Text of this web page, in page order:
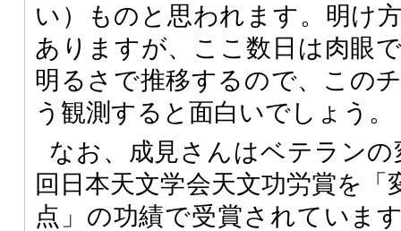
い）ものと思われます。明け
ありますが、ここ数日は肉眼
明るさで推移するので、この
う観測すると面白いでしょう。
なお、成見さんはベテランの
回日本天文学会天文功労賞を「
点」の功績で受賞されていま